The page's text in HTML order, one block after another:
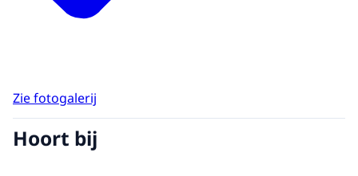
Zie fotogalerij
Hoort bij